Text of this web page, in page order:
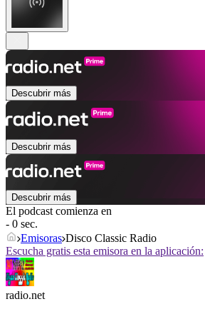
Descubrir más
Descubrir más
Descubrir más
El podcast comienza en
- 0 sec.
Emisoras Disco Classic Radio
Escucha gratis esta emisora en la aplicación:
radio.net